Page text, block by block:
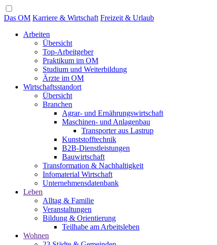
Das OM Karriere & Wirtschaft Freizeit & Urlaub
Arbeiten
Übersicht
Top-Arbeitgeber
Praktikum im OM
Studium und Weiterbildung
Ärzte im OM
Wirtschaftsstandort
Übersicht
Branchen
Agrar- und Ernährungswirtschaft
Maschinen- und Anlagenbau
Transporter aus Lastrup
Kunststofftechnik
B2B-Dienstleistungen
Bauwirtschaft
Transformation & Nachhaltigkeit
Infomaterial Wirtschaft
Unternehmensdatenbank
Leben
Alltag & Familie
Veranstaltungen
Bildung & Orientierung
Teilhabe am Arbeitsleben
Wohnen